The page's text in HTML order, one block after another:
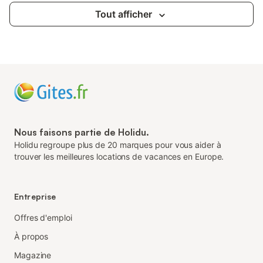
Tout afficher
Nous faisons partie de Holidu.
Holidu regroupe plus de 20 marques pour vous aider à
trouver les meilleures locations de vacances en Europe.
Entreprise
Offres d'emploi
À propos
Magazine